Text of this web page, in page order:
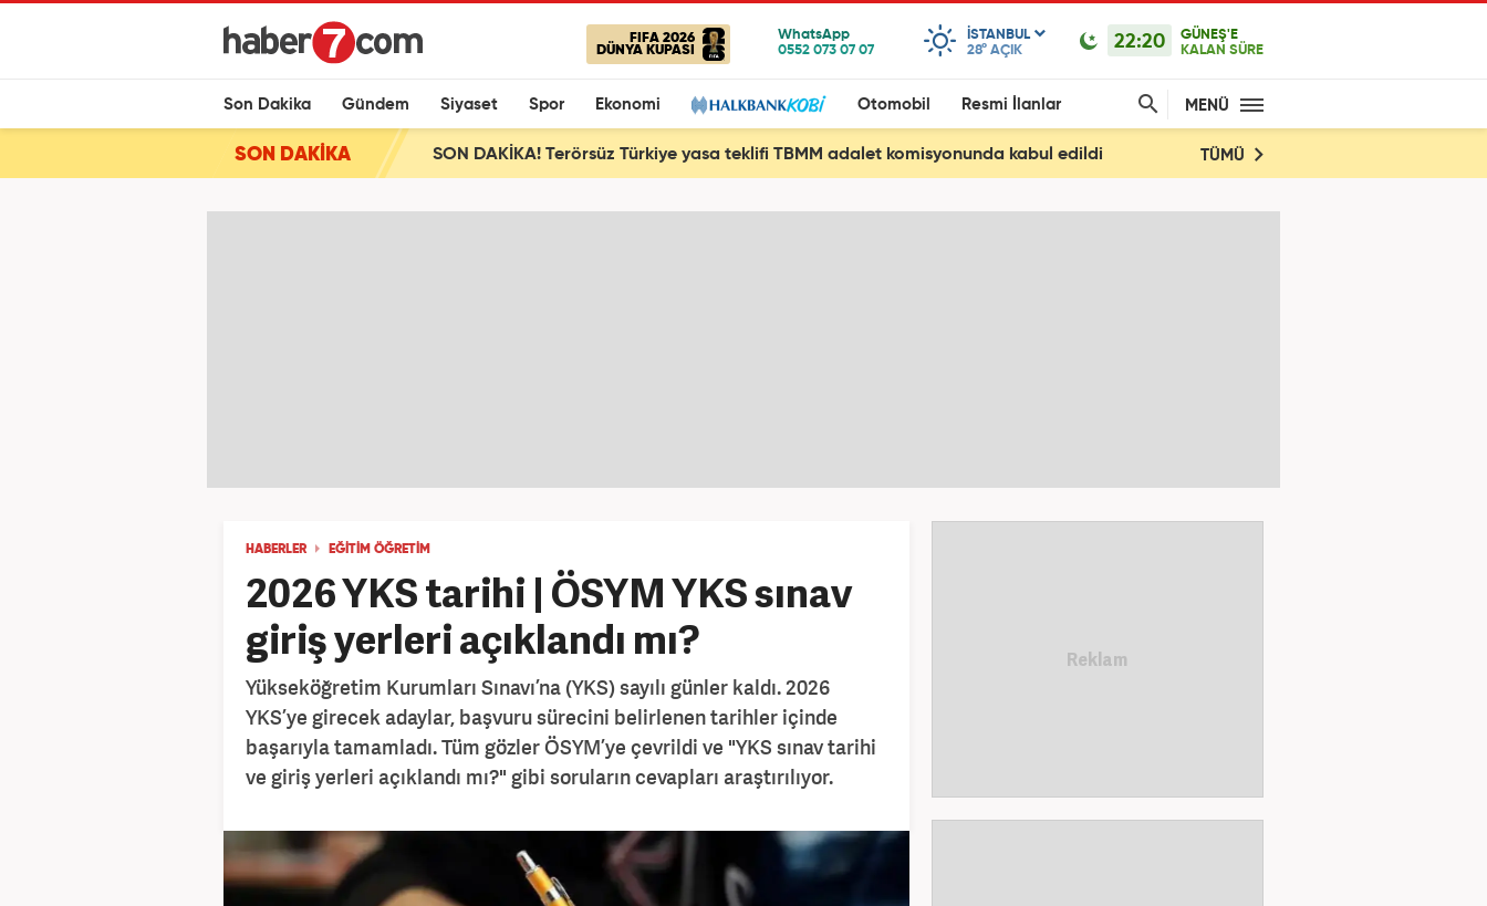
FIFA 2026
DÜNYA KUPASI
ISTANBUL
28° AÇIK 22:20
GÜNEŞ'E
KALAN SÜRE
Son Dakika Gündem Siyaset Spor Ekonomi Otomobil Resmi İlanlar MENÜ
SON DAKİKA SON DAKİKA! Terörsüz Türkiye yasa teklifi TBMM adalet komisyonunda kabul edildi TÜMÜ
HABERLER EĞİTİM ÖĞRETİM
2026 YKS tarihi | ÖSYM YKS sınav
giriş yerleri açıklandı mı?
Yükseköğretim Kurumları Sınavı’na (YKS) sayılı günler kaldı. 2026
YKS’ye girecek adaylar, başvuru sürecini belirlenen tarihler içinde
başarıyla tamamladı. Tüm gözler ÖSYM’ye çevrildi ve "YKS sınav tarihi
ve giriş yerleri açıklandı mı?" gibi soruların cevapları araştırılıyor.